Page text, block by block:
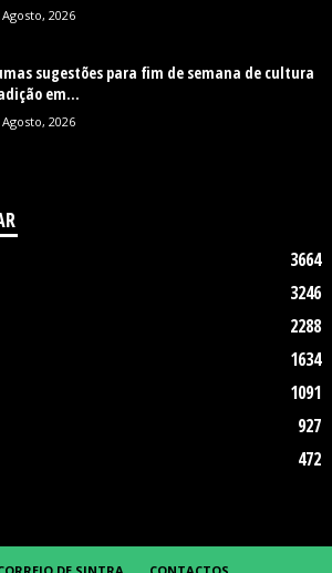
2026
sugestões para fim de semana de cultura
em...
2026
3664
3246
2288
1634
1091
927
472